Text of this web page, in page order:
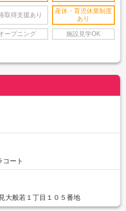
取得支援あり
産休・育児休業制度
あり
ープニング 施設見学OK
コート
大般若１丁目１０５番地